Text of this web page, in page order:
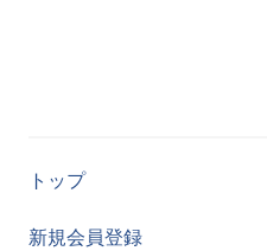
トップ
新規会員登録